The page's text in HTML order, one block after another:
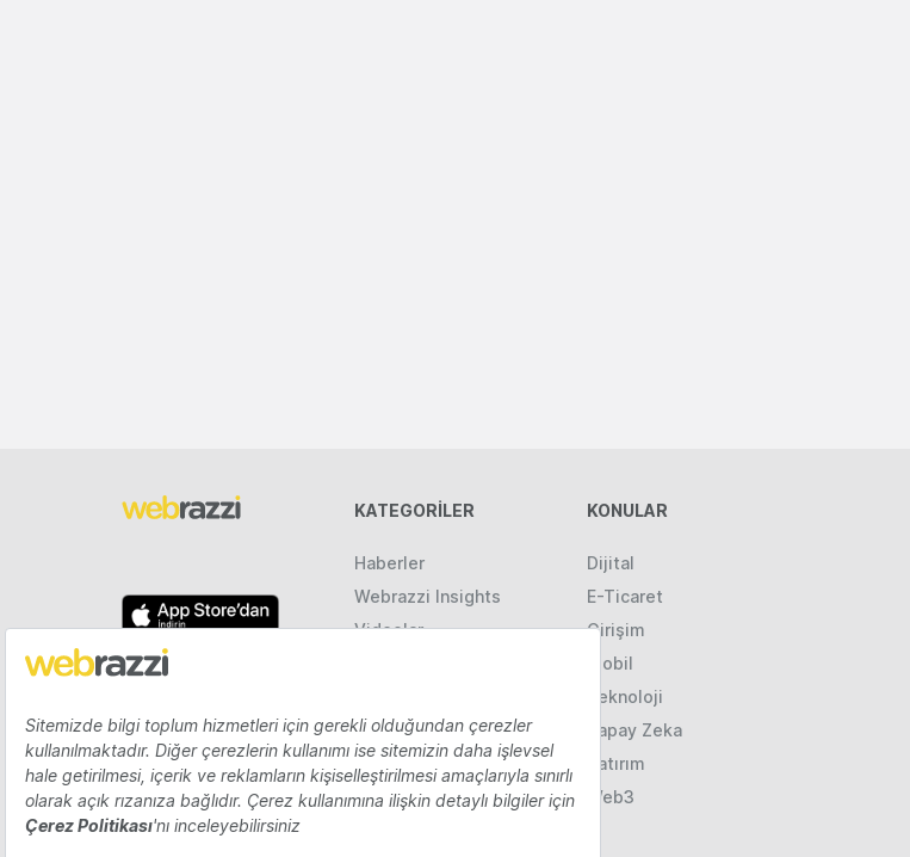
KATEGORILER
Haberler
Webrazzi Insights
Videolar
KONULAR
Dijital
E-Ticaret
Girişim
Mobil
Teknoloji
Yapay Zeka
Yatırım
Web3